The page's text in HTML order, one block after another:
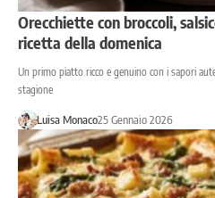
Orecchiette con broccoli,
ricetta della domenica
Un primo piatto ricco e genuino con i sapori
stagione
Luisa Monaco25 Gennaio 2026